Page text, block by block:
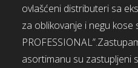
ovlašćeni distributeri sa
za oblikovanje i negu kose
asortimanu su zastupljeni